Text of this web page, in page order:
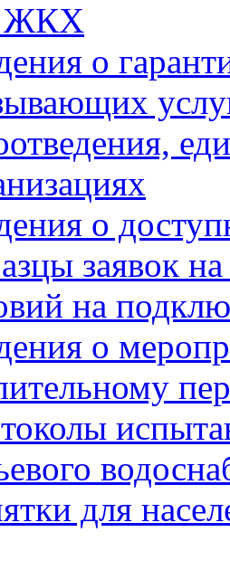
ЖКХ
о
о
заявок
на
о
для